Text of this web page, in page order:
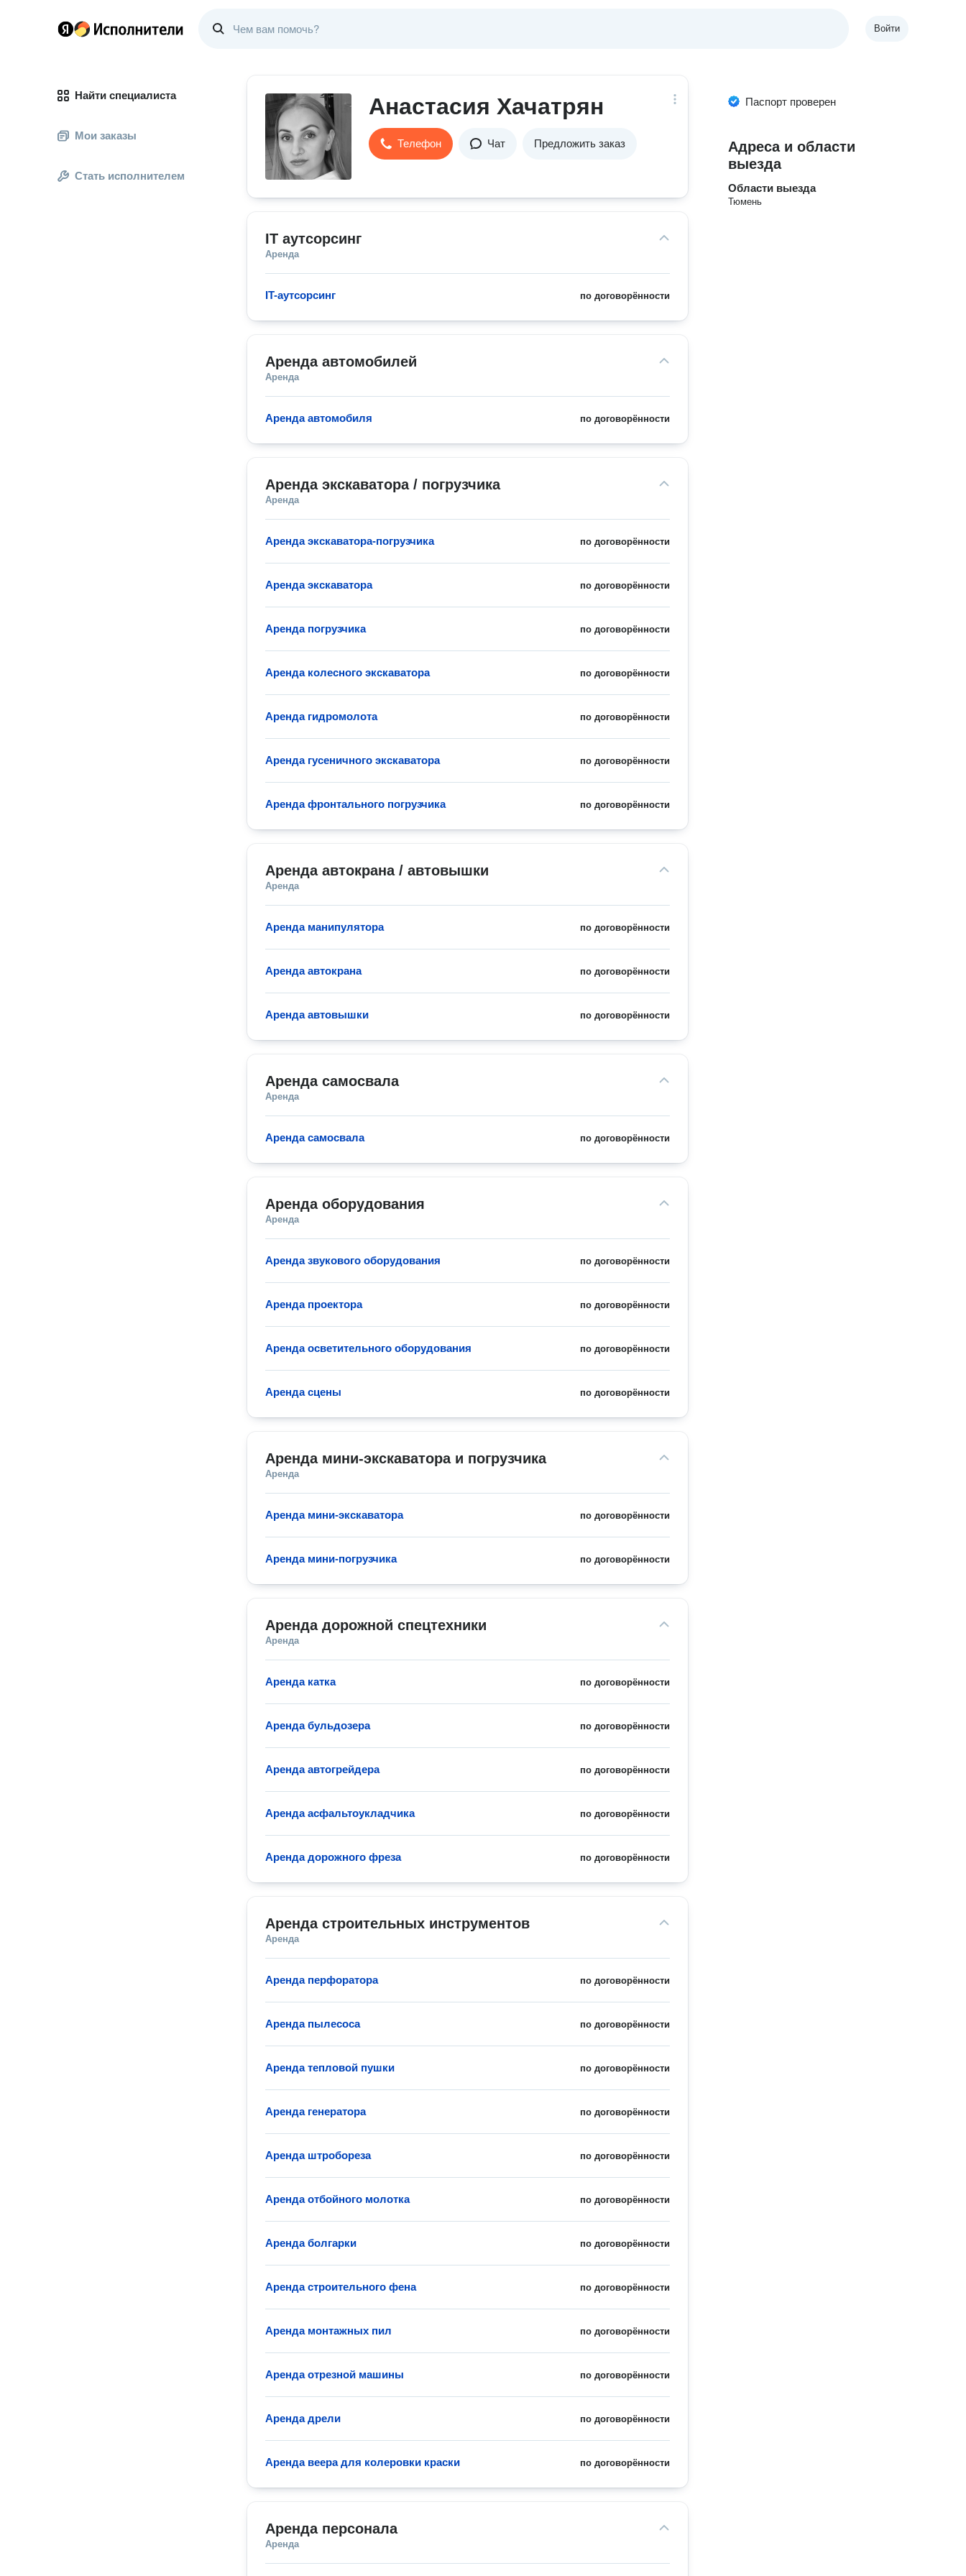
Войти
Найти специалиста
Мои заказы
Стать исполнителем
Анастасия Хачатрян
Телефон Чат Предложить заказ
IT аутсорсинг
Аренда
по договорённости
IT-аутсорсинг
Аренда автомобилей
Аренда
по договорённости
Аренда автомобиля
Аренда экскаватора / погрузчика
Аренда
по договорённости
Аренда экскаватора-погрузчика
по договорённости
Аренда экскаватора
по договорённости
Аренда погрузчика
по договорённости
Аренда колесного экскаватора
по договорённости
Аренда гидромолота
по договорённости
Аренда гусеничного экскаватора
по договорённости
Аренда фронтального погрузчика
Аренда автокрана / автовышки
Аренда
по договорённости
Аренда манипулятора
по договорённости
Аренда автокрана
по договорённости
Аренда автовышки
Аренда самосвала
Аренда
по договорённости
Аренда самосвала
Аренда оборудования
Аренда
по договорённости
Аренда звукового оборудования
по договорённости
Аренда проектора
по договорённости
Аренда осветительного оборудования
по договорённости
Аренда сцены
Аренда мини-экскаватора и погрузчика
Аренда
по договорённости
Аренда мини-экскаватора
по договорённости
Аренда мини-погрузчика
Аренда дорожной спецтехники
Аренда
по договорённости
Аренда катка
по договорённости
Аренда бульдозера
по договорённости
Аренда автогрейдера
по договорённости
Аренда асфальтоукладчика
по договорённости
Аренда дорожного фреза
Аренда строительных инструментов
Аренда
по договорённости
Аренда перфоратора
по договорённости
Аренда пылесоса
по договорённости
Аренда тепловой пушки
по договорённости
Аренда генератора
по договорённости
Аренда штробореза
по договорённости
Аренда отбойного молотка
по договорённости
Аренда болгарки
по договорённости
Аренда строительного фена
по договорённости
Аренда монтажных пил
по договорённости
Аренда отрезной машины
по договорённости
Аренда дрели
по договорённости
Аренда веера для колеровки краски
Аренда персонала
Аренда
Паспорт проверен
Адреса и области
выезда
Области выезда
Тюмень